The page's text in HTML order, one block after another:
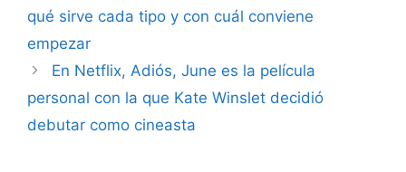
qué sirve cada tipo y con cuál conviene
empezar
En Netflix, Adiós, June es la película
personal con la que Kate Winslet decidió
debutar como cineasta